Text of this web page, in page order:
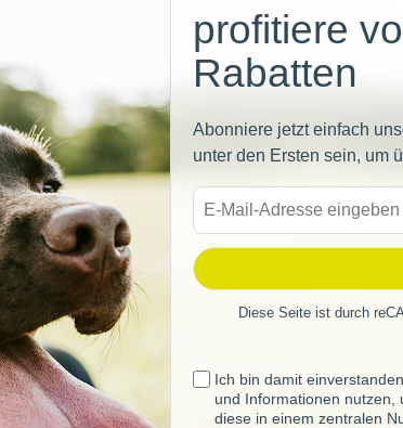
profitiere
Rabatten
Abonniere jetzt einfach
unter den Ersten sein, um
Diese Seite ist durch
Ich bin damit
und Informationen nutzen,
diese in einem zentralen